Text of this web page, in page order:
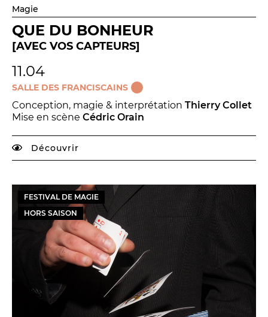
Magie
QUE DU BONHEUR
[AVEC VOS CAPTEURS]
11.04
SALLE DES FRANCISCAINS
Conception, magie & interprétation Thierry Collet
Mise en scène Cédric Orain
Découvrir
FESTIVAL DE MAGIE
HORS SAISON